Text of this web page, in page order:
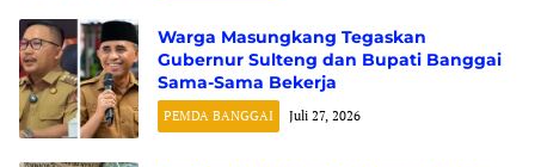
Warga Masungkang Tegaskan
Gubernur Sulteng dan Bupati Banggai
Sama-Sama Bekerja
PEMDA BANGGAI Juli 27, 2026